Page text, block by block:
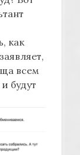
как
всем
будут